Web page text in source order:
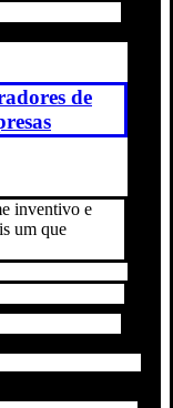
de
inventivo e
um que